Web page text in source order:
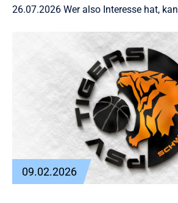
26.07.2026 Wer also Interesse hat,
09.02.2026